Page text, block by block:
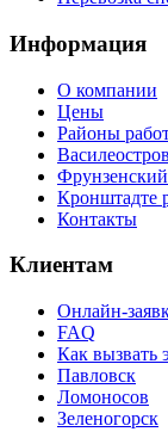
Информация
О компании
Цены
Районы
Кронштадте
Контакты
Клиентам
Онлайн-
FAQ
Как вызвать
Павловск
Ломоносов
Зеленогорск